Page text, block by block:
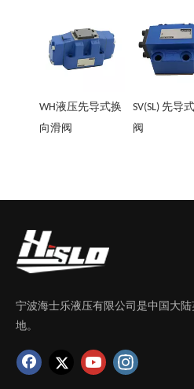
WH液压先导式换
向滑阀
SV(SL) 先导
阀
宁波海士乐液压有限公司是中国大
地。